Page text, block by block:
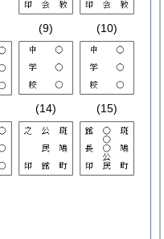
(9) (10)
(14) (15)